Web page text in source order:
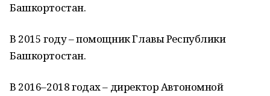
Башкортостан.
В 2015 году – помощник Главы Республики
Башкортостан.
В 2016–2018 годах – директор Автономной